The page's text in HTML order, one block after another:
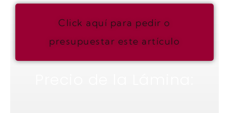
Click aquí para pedir o
presupuestar este artículo